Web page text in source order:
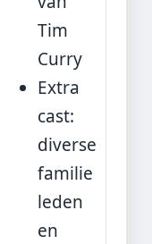
Tim
Curry
Extra
cast:
diverse
familie
leden
en